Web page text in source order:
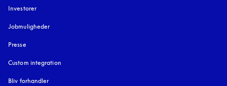
Investorer
Jobmuligheder
Presse
Custom integration
Bliv forhandler